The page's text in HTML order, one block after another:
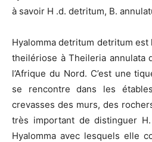
à savoir H .d. detritum, B.
Hyalomma detritum detritum
theilériose à Theileria annulata
l’Afrique du Nord. C’est une
se rencontre dans les
crevasses des murs, des
très important de distinguer
Hyalomma avec lesquels elle